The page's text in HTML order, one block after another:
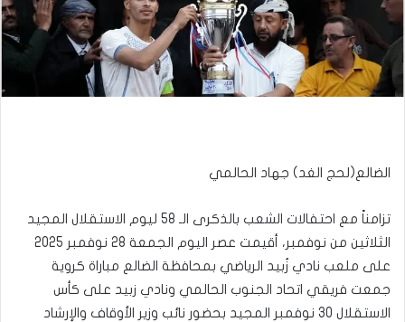
الضالع(لحج الغد) جهاد الحالمي
تزامناً مع احتفالات الشعب بالذكرى الـ 58 ليوم الاستقلال المجيد
الثلاثين من نوفمبر، أقيمت عصر اليوم الجمعة 28 نوفمبر 2025
على ملعب نادي زُبيد الرياضي بمحافظة الضالع مباراة كروية
جمعت فريقي اتحاد الجنوب الحالمي ونادي زبيد على كأس
الاستقلال 30 نوفمبر المجيد بحضور نائب وزير الأوقاف والإرشاد